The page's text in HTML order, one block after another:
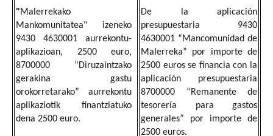
"Malerrekako
Mankomunitatea" izeneko
9430 4630001 aurrekontu-
aplikazioan, 2500 euro,
8700000 “Diruzaintzako
gerakina gastu
orokorretarako” aurrekontu
aplikaziotik finantziatuko
dena 2500 euro.
De la aplicación
presupuestaria 9430
4630001 “Mancomunidad de
Malerreka” por importe de
2500 euros se financia con la
aplicación presupuestaria
8700000 “Remanente de
tesorería para gastos
generales” por importe de
2500 euros.